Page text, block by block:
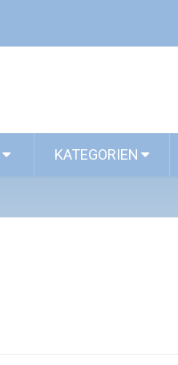
KATEGORIEN